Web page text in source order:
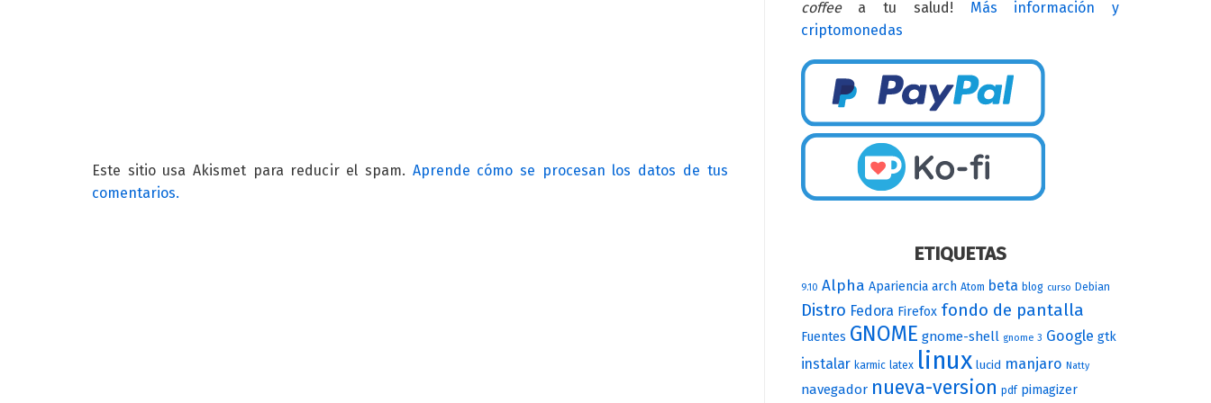
Este sitio usa Akismet para reducir el spam. Aprende cómo se procesan los datos de tus
comentarios.
coffeea tu salud! Más información y
criptomonedas
ETIQUETAS
9.10 Alpha Apariencia arch Atom beta blog curso Debian
Distro Fedora Firefox fondo de pantalla
Fuentes GNOME gnome-shell gnome 3 Google gtk
instalar karmic latex linux lucid manjaro Natty
navegador nueva-version pdf pimagizer